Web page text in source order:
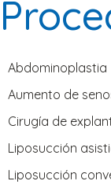
Abdominoplastia
Aumento de
Cirugía de
Liposucción
Liposucción